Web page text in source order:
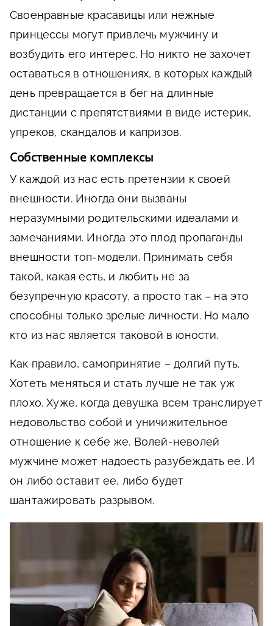
Своенравные красавицы или нежные
принцессы могут привлечь мужчину и
возбудить его интерес. Но никто не захочет
оставаться в отношениях, в которых каждый
день превращается в бег на длинные
дистанции с препятствиями в виде истерик,
упреков, скандалов и капризов.
Собственные комплексы
У каждой из нас есть претензии к своей
внешности. Иногда они вызваны
неразумными родительскими идеалами и
замечаниями. Иногда это плод пропаганды
внешности топ-модели. Принимать себя
такой, какая есть, и любить не за
безупречную красоту, а просто так – на это
способны только зрелые личности. Но мало
кто из нас является таковой в юности.
Как правило, самопринятие – долгий путь.
Хотеть меняться и стать лучше не так уж
плохо. Хуже, когда девушка всем транслирует
недовольство собой и уничижительное
отношение к себе же. Волей-неволей
мужчине может надоесть разубеждать ее. И
он либо оставит ее, либо будет
шантажировать разрывом.